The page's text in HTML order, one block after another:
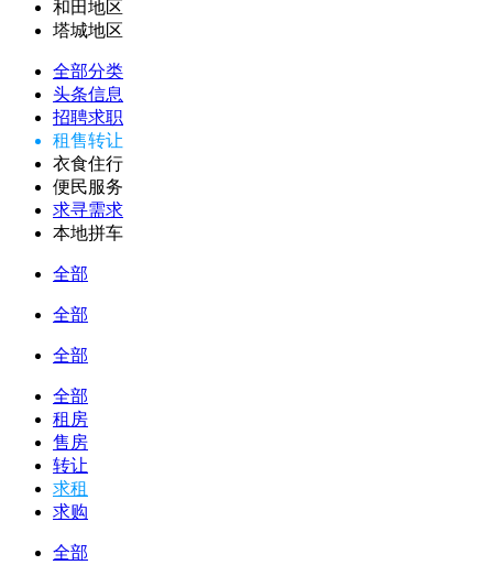
和田地区
塔城地区
全部分类
头条信息
招聘求职
租售转让
衣食住行
便民服务
求寻需求
本地拼车
全部
全部
全部
全部
租房
售房
转让
求租
求购
全部